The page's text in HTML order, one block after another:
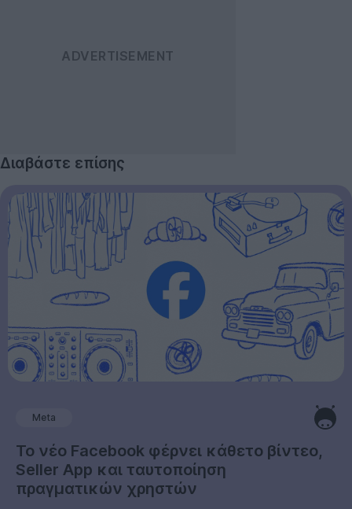
Διαβάστε επίσης
Meta
Το νέο Facebook φέρνει κάθετο βίντεο,
Seller App και ταυτοποίηση
πραγματικών χρηστών